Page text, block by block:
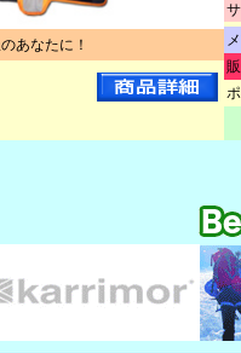
あなたに！